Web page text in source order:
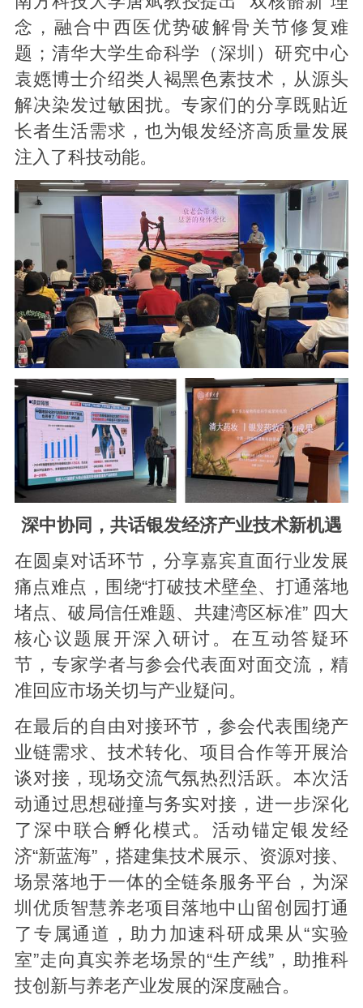
念，融合中西医优势破解骨关节修复难
题；清华大学生命科学（深圳）研究中心
袁嫕博士介绍类人褐黑色素技术，从源头
解决染发过敏困扰。专家们的分享既贴近
长者生活需求，也为银发经济高质量发展
注入了科技动能。
深中协同，共话银发经济产业技术新机遇
在圆桌对话环节，分享嘉宾直面行业发展
痛点难点，围绕“打破技术壁垒、打通落地
堵点、破局信任难题、共建湾区标准” 四大
核心议题展开深入研讨。在互动答疑环
节，专家学者与参会代表面对面交流，精
准回应市场关切与产业疑问。
在最后的自由对接环节，参会代表围绕产
业链需求、技术转化、项目合作等开展洽
谈对接，现场交流气氛热烈活跃。本次活
动通过思想碰撞与务实对接，进一步深化
了深中联合孵化模式。活动锚定银发经
济“新蓝海”，搭建集技术展示、资源对接、
场景落地于一体的全链条服务平台，为深
圳优质智慧养老项目落地中山留创园打通
了专属通道，助力加速科研成果从“实验
室”走向真实养老场景的“生产线”，助推科
技创新与养老产业发展的深度融合。